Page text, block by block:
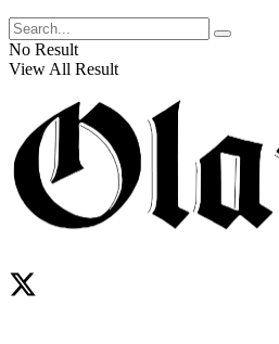
No Result
View All Result